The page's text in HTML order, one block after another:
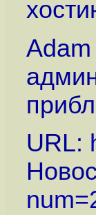
Adam
URL: